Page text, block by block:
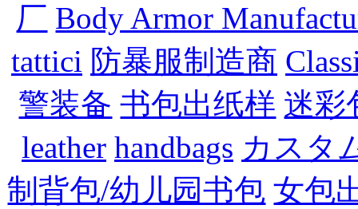
厂 Body Armor
tattici 防暴服制造商
警装备 书包出纸样 迷彩
leather handbags カスタ
制背包/幼儿园书包 女包